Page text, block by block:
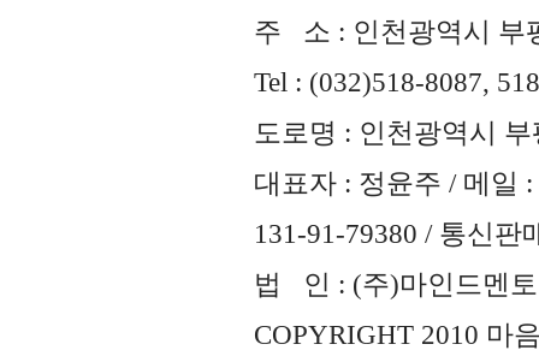
주 소 : 인천광역시 부
Tel : (032)518-8087,
도로명 : 인천광역시
대표자 : 정윤주 / 메일 :
131-91-79380 / 통신판
법 인 : (주)마인드멘토
COPYRIGHT 2010 마